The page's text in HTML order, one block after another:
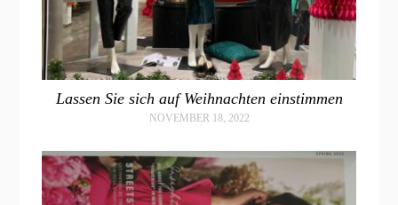
Lassen Sie sich auf Weihnachten einstimmen
NOVEMBER 18, 2022